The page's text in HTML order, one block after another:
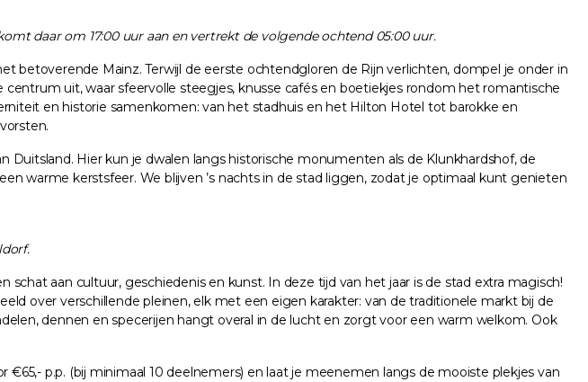
daar om 17:00 uur aan en vertrekt de volgende ochtend 05:00 uur.
betoverende Mainz. Terwijl de eerste ochtendgloren de Rijn verlichten, dompel je onder in
uit, waar sfeervolle steegjes, knusse cafés en boetiekjes rondom het romantische
en historie samenkomen: van het stadhuis en het Hilton Hotel tot barokke en
Duitsland. Hier kun je dwalen langs historische monumenten als de Klunkhardshof, de
warme kerstsfeer. We blijven ’s nachts in de stad liggen, zodat je optimaal kunt genieten
aan cultuur, geschiedenis en kunst. In deze tijd van het jaar is de stad extra magisch!
over verschillende pleinen, elk met een eigen karakter: van de traditionele markt bij de
dennen en specerijen hangt overal in de lucht en zorgt voor een warm welkom. Ook
p.p. (bij minimaal 10 deelnemers) en laat je meenemen langs de mooiste plekjes van